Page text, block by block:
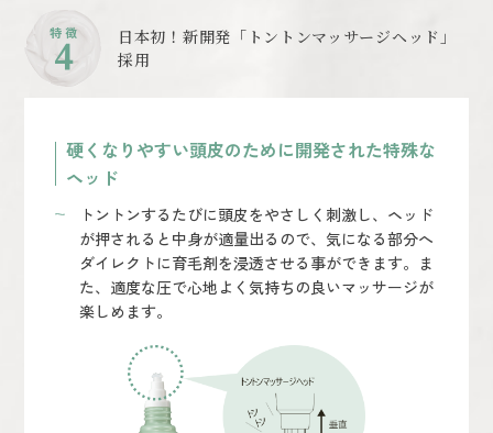
特 徴
4
日本初！新開発「トントンマッサージヘッド」
採用
硬くなりやすい頭皮のために開発された特殊な
ヘッド
トントンするたびに頭皮をやさしく刺激し、ヘッド
が押されると中身が適量出るので、気になる部分へ
ダイレクトに育毛剤を浸透させる事ができます。ま
た、適度な圧で心地よく気持ちの良いマッサージが
楽しめます。